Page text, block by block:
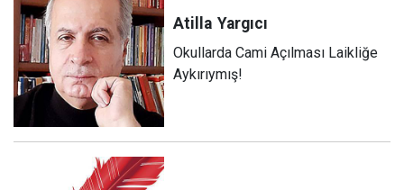
Atilla Yargıcı
Okullarda Cami Açılması Laikliğe
Aykırıymış!